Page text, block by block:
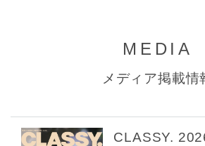
MEDIA
メディア掲載情
CLASSY.